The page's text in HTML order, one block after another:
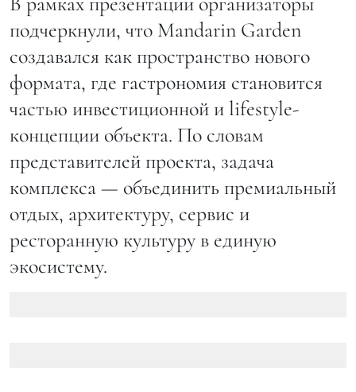
подчеркнули, что Mandarin Garden
создавался как пространство нового
формата, где гастрономия становится
частью инвестиционной и lifestyle-
концепции объекта. По словам
представителей проекта, задача
комплекса — объединить премиальный
отдых, архитектуру, сервис и
ресторанную культуру в единую
экосистему.